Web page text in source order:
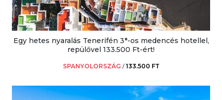
Egy hetes nyaralás Tenerifén 3*-os medencés hotellel,
repülővel 133.500 Ft-ért!
SPANYOLORSZÁG /133.500 FT